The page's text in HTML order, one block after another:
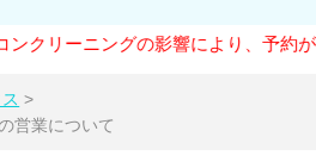
ーニングの影響により、予約が大
>
営業について